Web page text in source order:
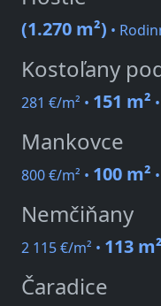
(1.270 m²) •
Kostoľany
281 €/m² • 151 m²
Mankovce
800 €/m² • 100 m²
Nemčiňany
2 115 €/m² • 113 m²
Čaradice